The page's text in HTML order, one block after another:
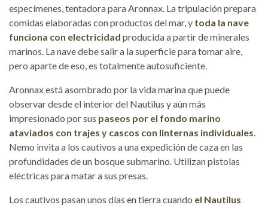
especímenes, tentadora para Aronnax. La tripulación prepara
comidas elaboradas con productos del mar, y toda la nave
funciona con electricidad producida a partir de minerales
marinos. La nave debe salir a la superficie para tomar aire,
pero aparte de eso, es totalmente autosuficiente.
Aronnax está asombrado por la vida marina que puede
observar desde el interior del Nautilus y aún más
impresionado por sus paseos por el fondo marino
ataviados con trajes y cascos con linternas individuales
Nemo invita a los cautivos a una expedición de caza en las
profundidades de un bosque submarino. Utilizan pistolas
eléctricas para matar a sus presas.
Los cautivos pasan unos días en tierra cuando el Nautilus